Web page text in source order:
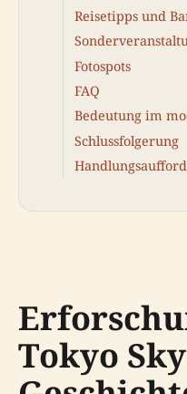
Reisetipps und
Fotospots
FAQ
Bedeutung im
Schlussfolgerung
Tokyo